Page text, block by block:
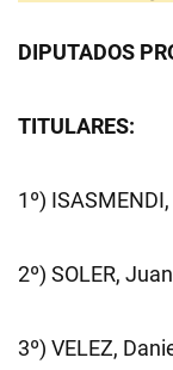
DIPUTADOS
TITULARES:
1º)
2º) SOLER,
3º) VELEZ,